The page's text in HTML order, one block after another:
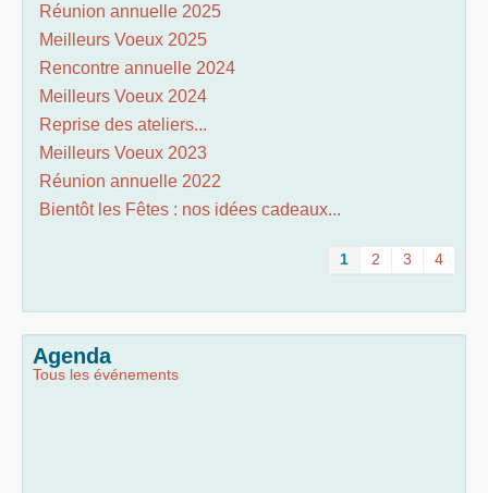
Réunion annuelle 2025
Meilleurs Voeux 2025
Rencontre annuelle 2024
Meilleurs Voeux 2024
Reprise des ateliers...
Meilleurs Voeux 2023
Réunion annuelle 2022
Bientôt les Fêtes : nos idées cadeaux...
1 2 3 4
Agenda
Tous les événements